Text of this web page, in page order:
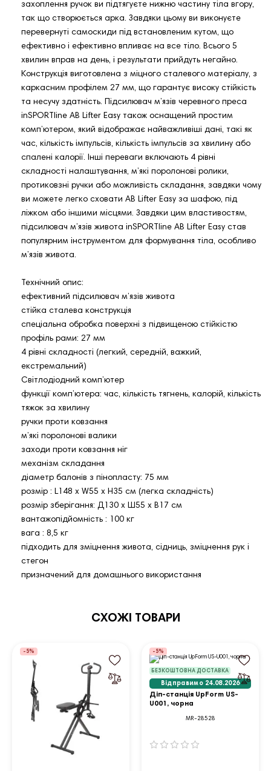
захоплення ручок ви підтягуєте нижню частину тіла вгору,
так що створюється арка. Завдяки цьому ви виконуєте
перевернуті самоскиди під встановленим кутом, що
ефективно і ефективно впливає на все тіло. Всього 5
хвилин вправ на день, і результати прийдуть негайно.
Конструкція виготовлена ​​з міцного сталевого матеріалу, з
каркасним профілем 27 мм, що гарантує високу стійкість
та несучу здатність. Підсилювач м’язів черевного преса
inSPORTline AB Lifter Easy також оснащений простим
комп’ютером, який відображає найважливіші дані, такі як
час, кількість імпульсів, кількість імпульсів за хвилину або
спалені калорії. Інші переваги включають 4 рівні
складності налаштування, м’які поролонові ролики,
протиковзні ручки або можливість складання, завдяки чому
ви можете легко сховати AB Lifter Easy за шафою, під
ліжком або іншими місцями. Завдяки цим властивостям,
підсилювач м’язів живота inSPORTline AB Lifter Easy став
популярним інструментом для формування тіла, особливо
м’язів живота.
Технічний опис:
ефективний підсилювач м’язів живота
стійка сталева конструкція
спеціальна обробка поверхні з підвищеною стійкістю
профіль рами: 27 мм
4 рівні складності (легкий, середній, важкий,
екстремальний)
Світлодіодний комп’ютер
функції комп’ютера: час, кількість тягнень, калорій, кількість
тяжок за хвилину
ручки проти ковзання
м’які поролонові валики
заходи проти ковзання ніг
механізм складання
діаметр балонів з пінопласту: 75 мм
розмір : L148 x W55 x H35 см (легка складність)
розмір зберігання: Д130 х Ш55 х В17 см
вантажопідйомність : 100 кг
вага : 8,5 кг
підходить для зміцнення живота, сідниць, зміцнення рук і
стегон
призначений для домашнього використання
СХОЖІ ТОВАРИ
-5%
БЕЗКОШТОВНА ДОСТАВКА
-5%
Відправимо 24.08.2026
Діп-станція UpForm US-
U001, чорна
MR-28528